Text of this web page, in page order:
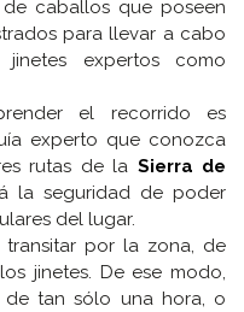
de caballos que poseen
para llevar a cabo
expertos como
el recorrido es
experto que conozca
rutas de la Sierra de
la seguridad de poder
del lugar.
transitar por la zona, de
jinetes. De ese modo,
de tan sólo una hora, o